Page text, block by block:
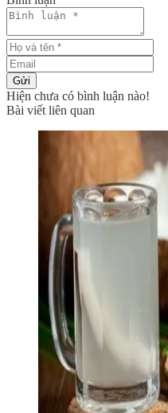
Gửi
Hiện chưa có bình luận nào!
Bài viết liên quan